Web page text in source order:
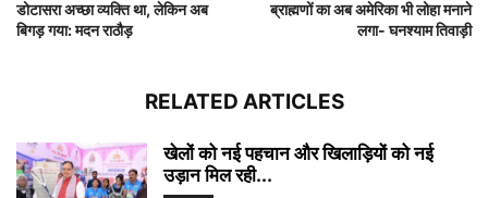
डोटासरा अच्छा व्यक्ति था, लेकिन अब
बिगड़ गया: मदन राठौड़
ब्राह्मणों का अब अमेरिका भी लोहा मनाने
लगा- घनश्याम तिवाड़ी
RELATED ARTICLES
खेलों को नई पहचान और खिलाड़ियों को नई
उड़ान मिल रही...